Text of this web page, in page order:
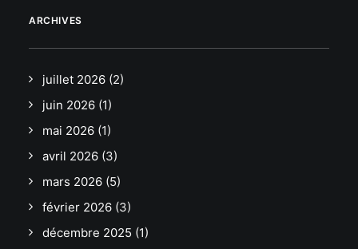
ARCHIVES
juillet 2026 (2)
juin 2026 (1)
mai 2026 (1)
avril 2026 (3)
mars 2026 (5)
février 2026 (3)
décembre 2025 (1)